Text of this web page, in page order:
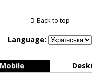
Back to top
Language:
Mobile